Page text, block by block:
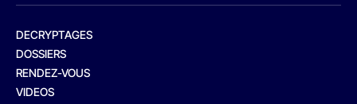
DECRYPTAGES
DOSSIERS
RENDEZ-VOUS
VIDEOS